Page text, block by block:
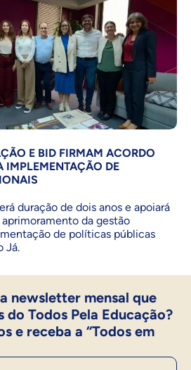
E BID FIRMAM ACORDO
IMPLEMENTAÇÃO DE
duração de dois anos e apoiará
da gestão
de políticas públicas
Já.
newsletter mensal que
do Todos Pela Educação?
e receba a “Todos em